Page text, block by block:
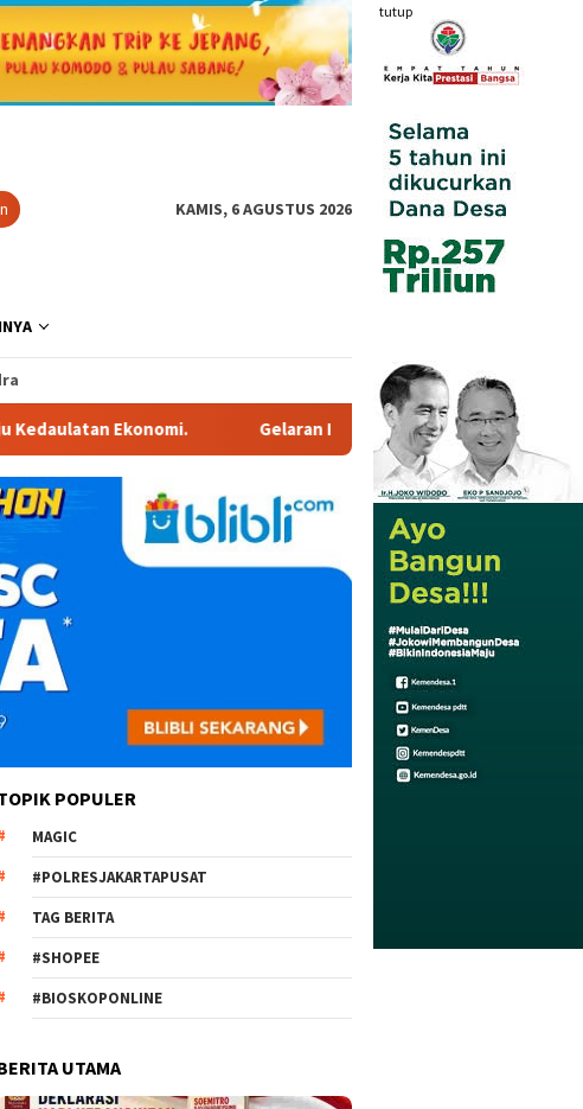
tutup
KAMIS, 6 AGUSTUS 2026
IndoBeauty Expo 2026, Ditargetkan 2,500 Pengunjung
POPULER
MAGIC
#POLRESJAKARTAPUSAT
TAG BERITA
#SHOPEE
#BIOSKOPONLINE
UTAMA